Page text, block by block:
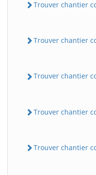
Trouver chantier
Trouver chantier
Trouver chantier
Trouver chantier
Trouver chantier